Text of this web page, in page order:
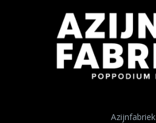
Azijnfabriek